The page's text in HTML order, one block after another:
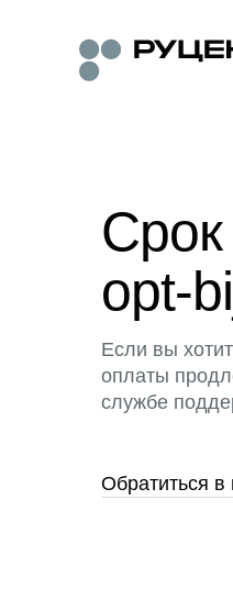
opt-
Если вы
оплаты
службе
Обратиться в